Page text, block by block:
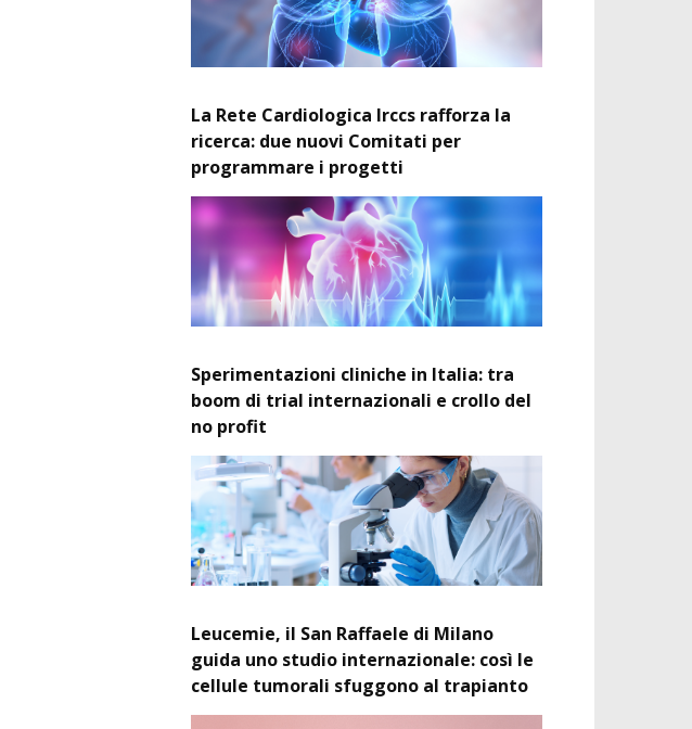
La Rete Cardiologica Irccs rafforza la
ricerca: due nuovi Comitati per
programmare i progetti
Sperimentazioni cliniche in Italia: tra
boom di trial internazionali e crollo del
no profit
Leucemie, il San Raffaele di Milano
guida uno studio internazionale: così le
cellule tumorali sfuggono al trapianto